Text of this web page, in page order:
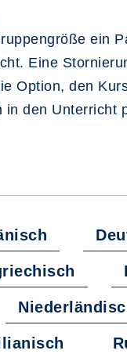
ein
Eine
Option, den
den Unterricht